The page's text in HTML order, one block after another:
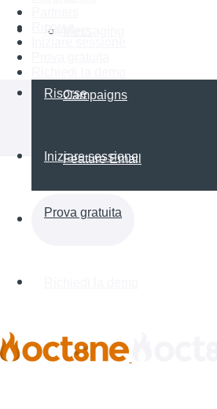
Campaigns
Feature Email
Partners
Risorse
Iniziare sessione
Prova gratuita
Risorse